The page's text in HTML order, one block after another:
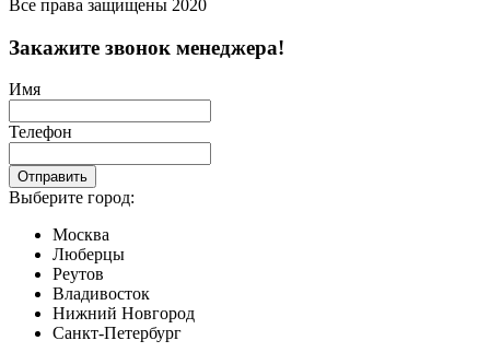
Все права защищены 2020
Закажите звонок менеджера!
Имя
Телефон
Отправить
Выберите город:
Москва
Люберцы
Реутов
Владивосток
Нижний Новгород
Санкт-Петербург